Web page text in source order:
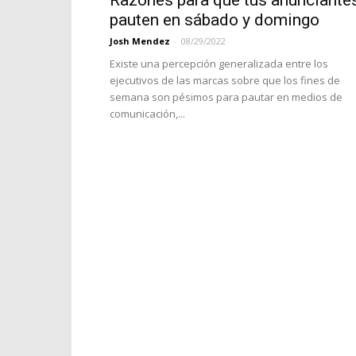
pauten en sábado y domingo
Josh Mendez - 08/29/2022
Existe una percepción generalizada entre los
ejecutivos de las marcas sobre que los fines de
semana son pésimos para pautar en medios de
comunicación,...